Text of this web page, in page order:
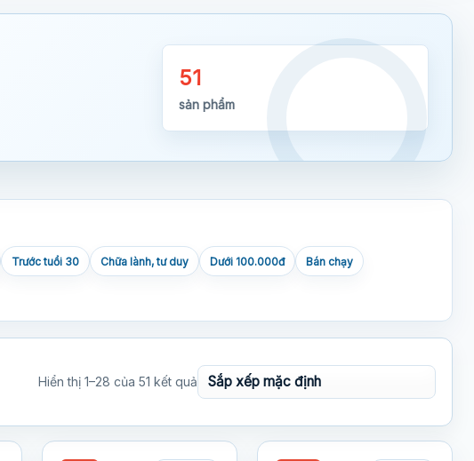
51
sản phẩm
Trước tuổi 30 Chữa lành, tư duy Dưới 100.000đ Bán chạy
Hiển thị 1–28 của 51 kết quả